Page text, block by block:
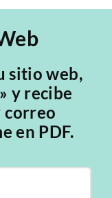
sitio web,
y recibe
correo
en PDF.